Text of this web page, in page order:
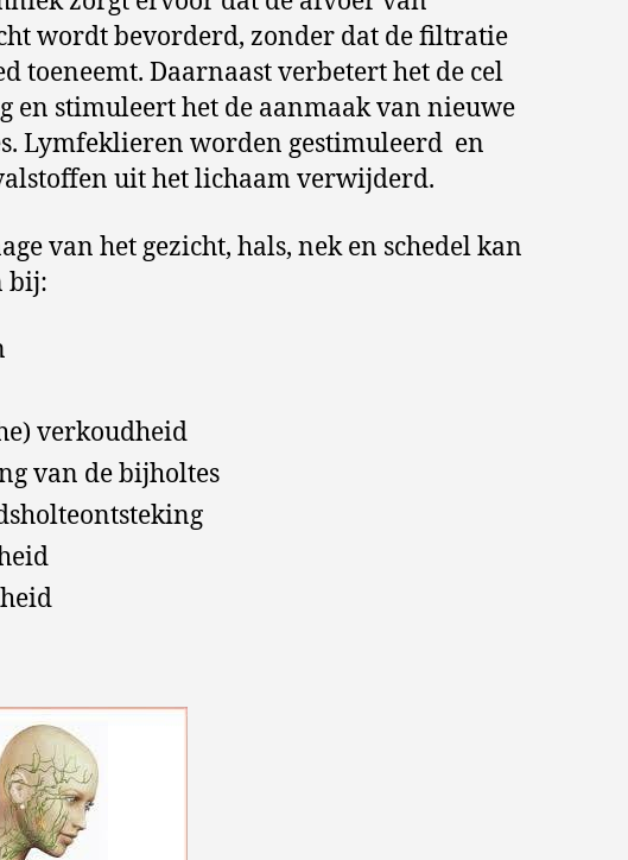
wordt bevorderd, zonder dat de filtratie
toeneemt. Daarnaast verbetert het de cel
en stimuleert het de aanmaak van nieuwe
Lymfeklieren worden gestimuleerd en
uit het lichaam verwijderd.
van het gezicht, hals, nek en schedel kan
bij:
verkoudheid
van de bijholtes